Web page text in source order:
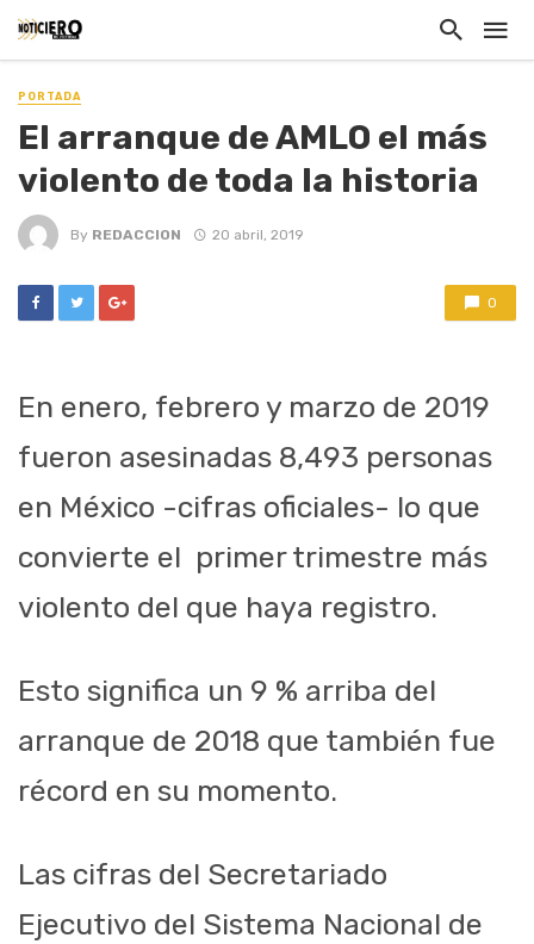
PORTADA
El arranque de AMLO el más
violento de toda la historia
By REDACCION 20 abril, 2019
0
En enero, febrero y marzo de 2019
fueron asesinadas 8,493 personas
en México -cifras oficiales- lo que
convierte el primer trimestre más
violento del que haya registro.
Esto significa un 9 % arriba del
arranque de 2018 que también fue
récord en su momento.
Las cifras del Secretariado
Ejecutivo del Sistema Nacional de